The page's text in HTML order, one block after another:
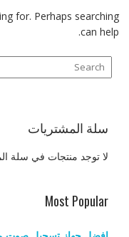
for. Perhaps searching
can help.
سلة المشتريات
لا توجد منتجات في سلة
Most Popular